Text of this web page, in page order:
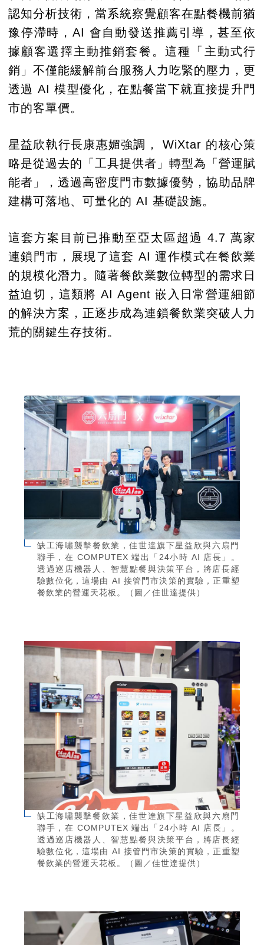
認知分析技術，當系統察覺顧客在點餐機前猶
豫停滯時，AI 會自動發送推薦引導，甚至依
據顧客選擇主動推銷套餐。這種「主動式行
銷」不僅能緩解前台服務人力吃緊的壓力，更
透過 AI 模型優化，在點餐當下就直接提升門
市的客單價。
星益欣執行長康惠媚強調， WiXtar 的核心策
略是從過去的「工具提供者」轉型為「營運賦
能者」，透過高密度門市數據優勢，協助品牌
建構可落地、可量化的 AI 基礎設施。
這套方案目前已推動至亞太區超過 4.7 萬家
連鎖門市，展現了這套 AI 運作模式在餐飲業
的規模化潛力。隨著餐飲業數位轉型的需求日
益迫切，這類將 AI Agent 嵌入日常營運細節
的解決方案，正逐步成為連鎖餐飲業突破人力
荒的關鍵生存技術。
缺工海嘯襲擊餐飲業，佳世達旗下星益欣與六扇門
聯手，在 COMPUTEX 端出「24小時 AI 店長」。
透過巡店機器人、智慧點餐與決策平台，將店長經
驗數位化，這場由 AI 接管門市決策的實驗，正重塑
餐飲業的營運天花板。（圖／佳世達提供）
缺工海嘯襲擊餐飲業，佳世達旗下星益欣與六扇門
聯手，在 COMPUTEX 端出「24小時 AI 店長」。
透過巡店機器人、智慧點餐與決策平台，將店長經
驗數位化，這場由 AI 接管門市決策的實驗，正重塑
餐飲業的營運天花板。（圖／佳世達提供）